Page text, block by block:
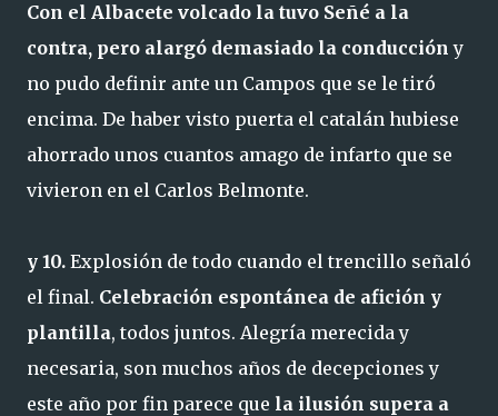
Con el Albacete volcado la tuvo Señé a la
contra, pero alargó demasiado la conducción y
no pudo definir ante un Campos que se le tiró
encima. De haber visto puerta el catalán hubiese
ahorrado unos cuantos amago de infarto que se
vivieron en el Carlos Belmonte.
y 10. Explosión de todo cuando el trencillo señaló
el final. Celebración espontánea de afición y
plantilla, todos juntos. Alegría merecida y
necesaria, son muchos años de decepciones y
este año por fin parece que la ilusión supera a